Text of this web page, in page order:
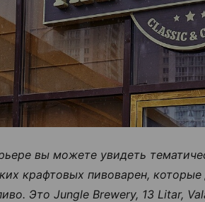
вы можете увидеть
крафтовых пивоварен,
Это Jungle Brewery, 13 Litar,